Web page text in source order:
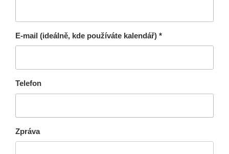
E-mail (ideálně, kde používáte kalendář) *
Telefon
Zpráva